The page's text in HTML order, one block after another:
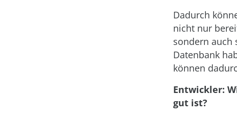
Dadurch
nicht nur
sondern auch
Datenbank
können
Entwickler:
gut ist?